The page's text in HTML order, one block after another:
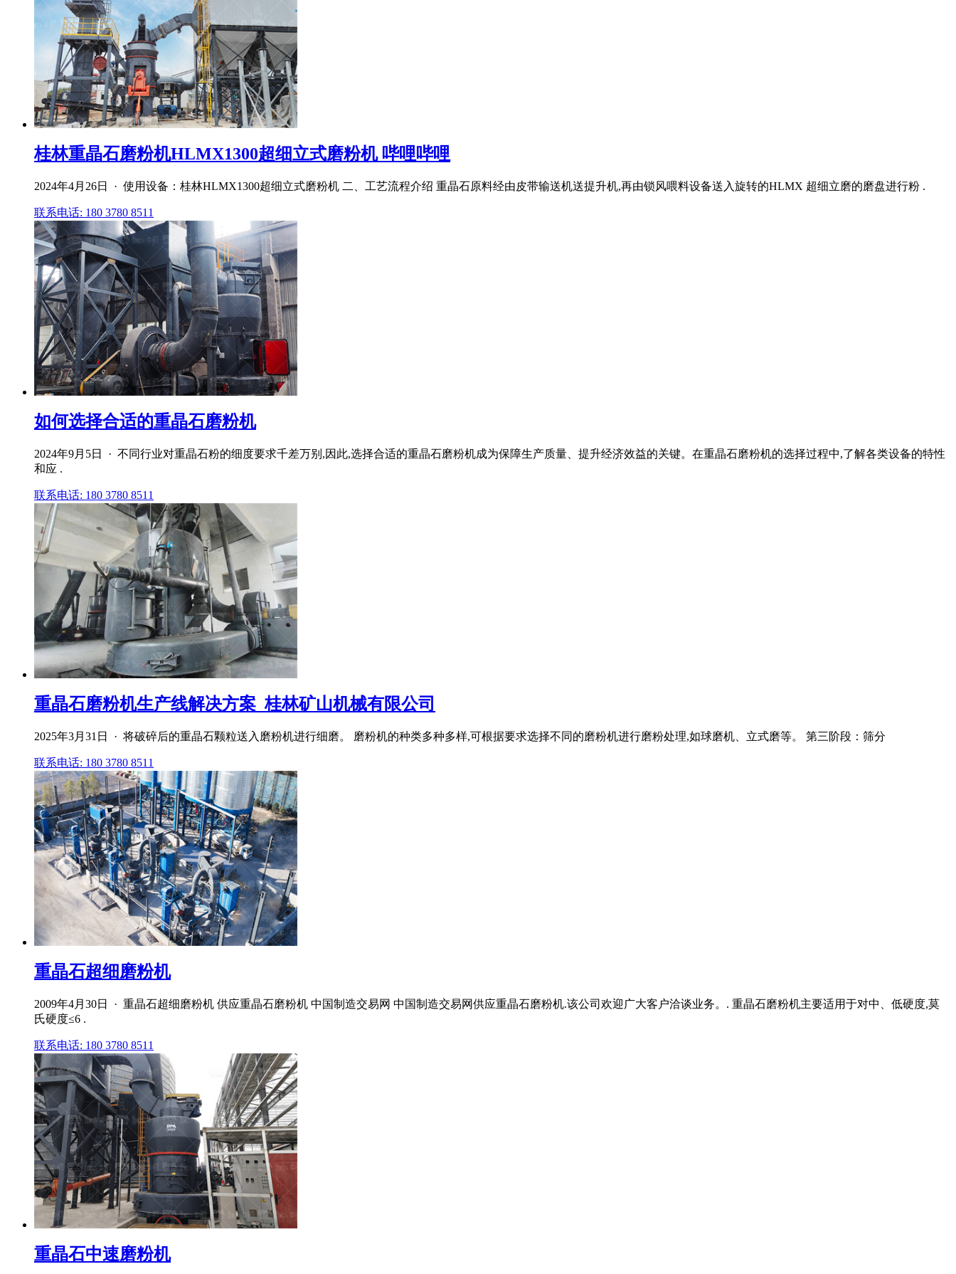
桂林重晶石磨粉机HLMX1300超细立式磨粉机 哔哩哔哩
2024年4月26日 · 使用设备：桂林HLMX1300超细立式磨粉机 二、工艺流程介绍 重晶石原料经由皮带输送机送提升机,再由锁风喂料设备送入旋转的HLMX 超细立磨的磨盘进行粉 .
联系电话: 180 3780 8511
如何选择合适的重晶石磨粉机
2024年9月5日 · 不同行业对重晶石粉的细度要求千差万别,因此,选择合适的重晶石磨粉机成为保障生产质量、提升经济效益的关键。在重晶石磨粉机的选择过程中,了解各类设备的特性
和应 .
联系电话: 180 3780 8511
重晶石磨粉机生产线解决方案_桂林矿山机械有限公司
2025年3月31日 · 将破碎后的重晶石颗粒送入磨粉机进行细磨。 磨粉机的种类多种多样,可根据要求选择不同的磨粉机进行磨粉处理,如球磨机、立式磨等。 第三阶段：筛分
联系电话: 180 3780 8511
重晶石超细磨粉机
2009年4月30日 · 重晶石超细磨粉机 供应重晶石磨粉机 中国制造交易网 中国制造交易网供应重晶石磨粉机.该公司欢迎广大客户洽谈业务。. 重晶石磨粉机主要适用于对中、低硬度,莫
氏硬度≤6 .
联系电话: 180 3780 8511
重晶石中速磨粉机